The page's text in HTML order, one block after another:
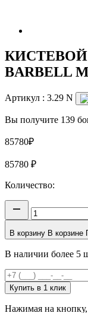
BARBELL
Артикул : 3.29 N
Вы получите 139
85780₽
85780 ₽
Количество:
В корзину В корзине
В наличии более 5
Купить в 1 клик
Нажимая на кнопку,